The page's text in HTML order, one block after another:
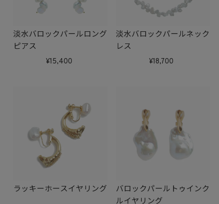
淡水バロックパールロング
ピアス
15,400
淡水バロックパールネック
レス
18,700
ラッキーホースイヤリング
バロックパールトゥインク
ルイヤリング